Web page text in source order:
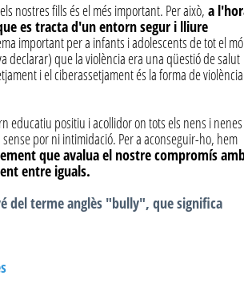
nostres fills és el més important. Per això, a
es tracta d'un entorn segur i lliure
important per a infants i adolescents de tot el
declarar) que la violència era una qüestió de salut
i el ciberassetjament és la forma de violència
educatiu positiu i acollidor on tots els nens i nenes
por ni intimidació. Per a aconseguir-ho, hem
que avalua el nostre compromís
entre iguals.
del terme anglès "bully", que significa